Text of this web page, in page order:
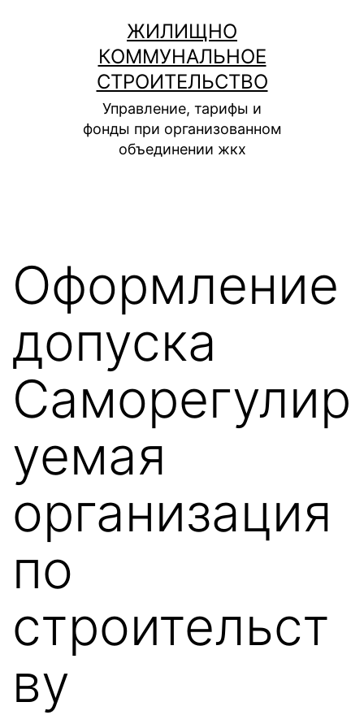
содержимому
ЖИЛИЩНО
КОММУНАЛЬНОЕ
СТРОИТЕЛЬСТВО
Управление, тарифы и
фонды при организованном
объединении жкх
Оформление
допуска
Саморегулир
уемая
организация
по
строительст
ву